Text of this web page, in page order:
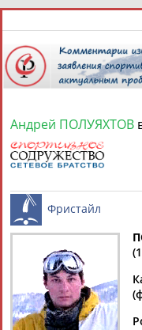
7
СПОРТСМЕНЫ,
Найдено: 13181
Андрей ПОЛУЯХТОВ
Фристайл